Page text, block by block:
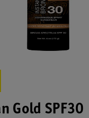
Gold SPF30